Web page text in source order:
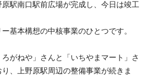
駅南口駅前広場が完成し、今日は竣工
基本構想の中核事業のひとつです。
ろがねや」さんと「いちやまマート」さ
、上野原駅周辺の整備事業が続きま